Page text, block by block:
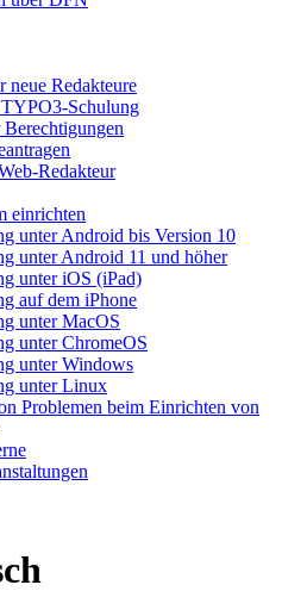
neue Redakteure
Schulung
Redakteur
einrichten
unter Android bis Version 10
unter Android 11 und höher
unter iOS (iPad)
auf dem iPhone
unter MacOS
unter ChromeOS
unter Windows
unter Linux
Problemen beim Einrichten von